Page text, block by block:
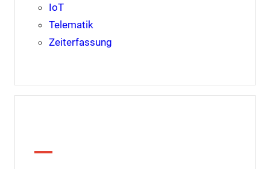
IoT
Telematik
Zeiterfassung